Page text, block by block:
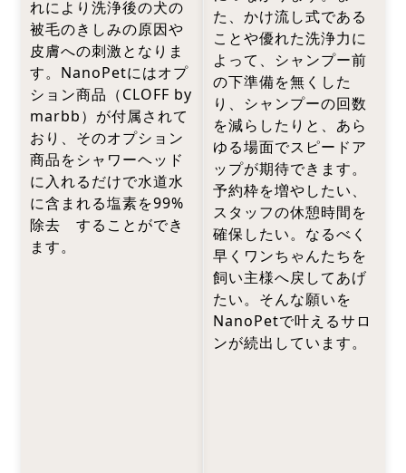
れにより洗浄後の犬の
被毛のきしみの原因や
皮膚への刺激となりま
す。NanoPetにはオプ
ション商品（CLOFF by
marbb）が付属されて
おり、そのオプション
商品をシャワーヘッド
に入れるだけで水道水
に含まれる塩素を99%
除去 することができ
ます。
た、かけ流し式である
ことや優れた洗浄力に
よって、シャンプー前
の下準備を無くした
り、シャンプーの回数
を減らしたりと、あら
ゆる場面でスピードア
ップが期待できます。
予約枠を増やしたい、
スタッフの休憩時間を
確保したい。なるべく
早くワンちゃんたちを
飼い主様へ戻してあげ
たい。そんな願いを
NanoPetで叶えるサロ
ンが続出しています。